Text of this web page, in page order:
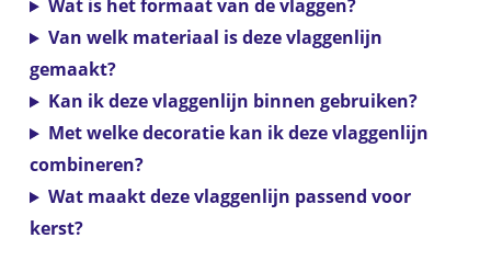
Wat is het formaat van de vlaggen?
Van welk materiaal is deze vlaggenlijn
gemaakt?
Kan ik deze vlaggenlijn binnen gebruiken?
Met welke decoratie kan ik deze vlaggenlijn
combineren?
Wat maakt deze vlaggenlijn passend voor
kerst?